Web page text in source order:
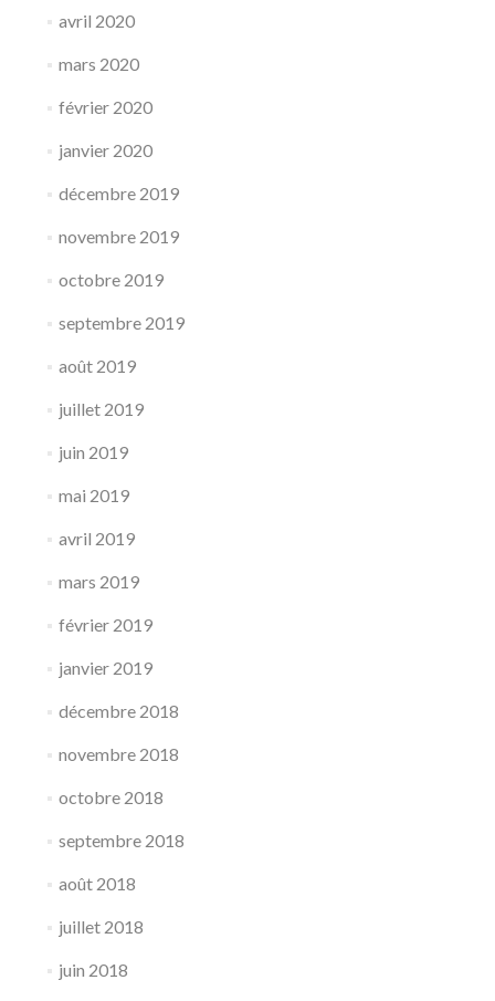
avril 2020
mars 2020
février 2020
janvier 2020
décembre 2019
novembre 2019
octobre 2019
septembre 2019
août 2019
juillet 2019
juin 2019
mai 2019
avril 2019
mars 2019
février 2019
janvier 2019
décembre 2018
novembre 2018
octobre 2018
septembre 2018
août 2018
juillet 2018
juin 2018